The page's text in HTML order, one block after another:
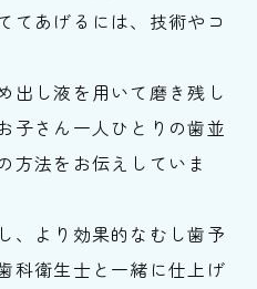
てあげるには、技術やコ
出し液を用いて磨き残し
子さん一人ひとりの歯並
方法をお伝えしていま
、より効果的なむし歯予
科衛生士と一緒に仕上げ